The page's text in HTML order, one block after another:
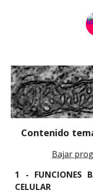
Contenido
Bajar
1 - FUNCIONES
CELULAR